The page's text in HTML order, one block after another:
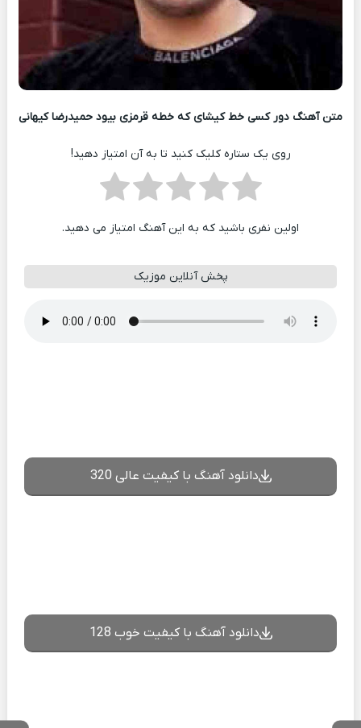
متن آهنگ دور کسی خط کیشای که خطه قرمزی بیود حمیدرضا کیهانی
روی یک ستاره کلیک کنید تا به آن امتیاز دهید!
اولین نفری باشید که به این آهنگ امتیاز می دهید.
پخش آنلاین موزیک
دانلود آهنگ با کیفیت عالی 320
دانلود آهنگ با کیفیت خوب 128